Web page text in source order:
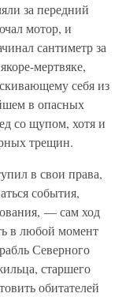
за передний
мотор, и
сантиметр за
мертвяке,
себя из
в опасных
со щупом, хотя и
трещин.
в свои права,
события,
— сам ход
в любой момент
Северного
старшего
обитателей